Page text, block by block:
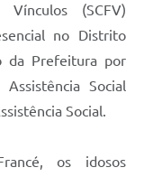
(SCFV)
no Distrito
da Prefeitura por
Social
Social.
os idosos